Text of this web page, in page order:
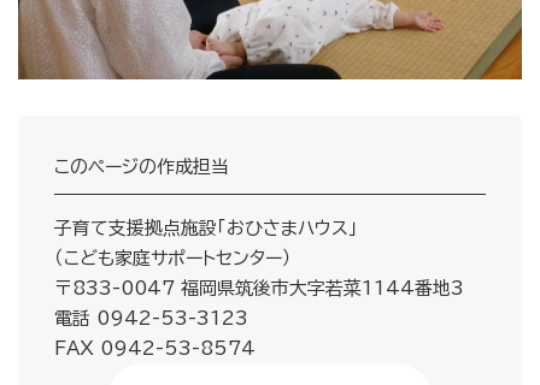
このページの作成担当
子育て支援拠点施設「おひさまハウス」
（こども家庭サポートセンター）
〒833-0047 福岡県筑後市大字若菜1144番地3
電話 0942-53-3123
FAX 0942-53-8574